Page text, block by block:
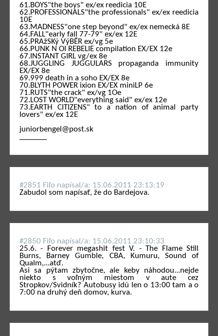
61.BOYS"the boys" ex/ex reedicia 10E
62.PROFESSIONALS"the professionals" ex/ex reedicia
10E
63.MADNESS"one step beyond" ex/ex nemecká 8E
64.FALL"early fall 77-79" ex/ex 12E
65.PRAžSKý VýBĚR ex/vg 5e
66.PUNK N OI REBELIE compilation EX/EX 12e
67.INSTANT GIRL vg/ex 8e
68.JUGGLING JUGGULARS propaganda immunity
EX/EX 8e
69.999 death in a soho EX/EX 8e
70.BLYTH POWER ixion EX/EX miniLP 6e
71.RUTS"the crack" ex/vg 1Oe
72.LOST WORLD"everything said" ex/ex 12e
73.EARTH CITIZENS" to a nation of animal party
lovers" ex/ex 12E
juniorbengel@post.sk
#2851 Fiľo napí­sal/a: 15.06.2011 23:13:19
Zabudol som napísať, že do Bardejova.
#2850 Fiľo napí­sal/a: 15.06.2011 23:10:33
25.6. - Forever megashit fest V. - The Flame Still
Burns, Barney Gumble, CBA, Kumuru, Sound of
Qualm,...atď.
Asi sa pýtam zbytočne, ale keby náhodou...nejde
niekto s voľným miestom v aute cez
Stropkov/Svidník? Autobusy idú len o 13:00 tam a o
7:00 na druhý deň domov, kurva.